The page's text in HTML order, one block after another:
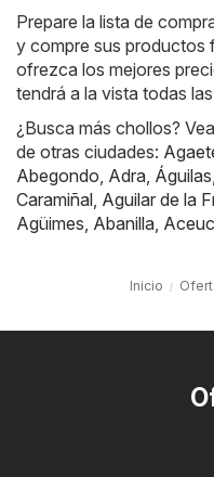
Prepare la lista de
y compre sus productos
ofrezca los mejores
tendrá a la vista todas
¿Busca más chollos?
de otras ciudades:
Abegondo, Adra, Águilas,
Caramiñal, Aguilar de la
Agüimes, Abanilla,
Inicio